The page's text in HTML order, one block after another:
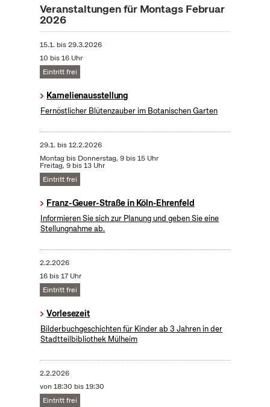
Veranstaltungen für Montags Februar
2026
15.1. bis29.3.2026
10 bis 16 Uhr
Eintritt frei
Kamelienausstellung
Fernöstlicher Blütenzauber im Botanischen Garten
29.1. bis12.2.2026
Montag bis Donnerstag, 9 bis 15 Uhr
Freitag, 9 bis 13 Uhr
Eintritt frei
Franz-Geuer-Straße in Köln-Ehrenfeld
Informieren Sie sich zur Planung und geben Sie eine
Stellungnahme ab.
2.2.2026
16 bis 17 Uhr
Eintritt frei
Vorlesezeit
Bilderbuchgeschichten für Kinder ab 3 Jahren in der
Stadtteilbibliothek Mülheim
2.2.2026
von 18:30 bis 19:30
Eintritt frei